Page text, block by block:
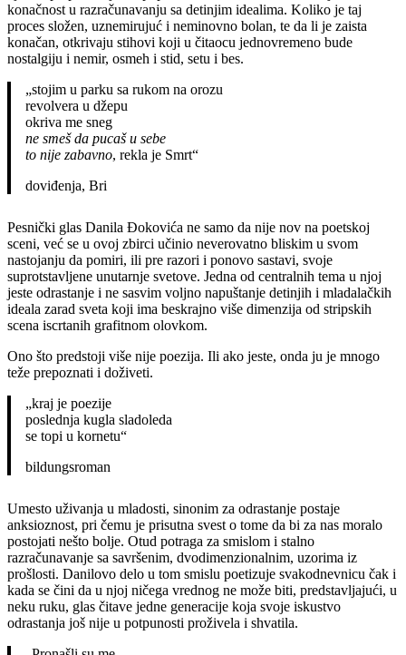
konačnost u razračunavanju sa detinjim idealima. Koliko je taj
proces složen, uznemirujuć i neminovno bolan, te da li je zaista
konačan, otkrivaju stihovi koji u čitaocu jednovremeno bude
nostalgiju i nemir, osmeh i stid, setu i bes.
„stojim u parku sa rukom na orozu
revolvera u džepu
okriva me sneg
ne smeš da pucaš u sebe
to nije zabavno, rekla je Smrt“
doviđenja, Bri
Pesnički glas Danila Đokovića ne samo da nije nov na poetskoj
sceni, već se u ovoj zbirci učinio neverovatno bliskim u svom
nastojanju da pomiri, ili pre razori i ponovo sastavi, svoje
suprotstavljene unutarnje svetove. Jedna od centralnih tema u njoj
jeste odrastanje i ne sasvim voljno napuštanje detinjih i mladalačkih
ideala zarad sveta koji ima beskrajno više dimenzija od stripskih
scena iscrtanih grafitnom olovkom.
Ono što predstoji više nije poezija. Ili ako jeste, onda ju je mnogo
teže prepoznati i doživeti.
„kraj je poezije
poslednja kugla sladoleda
se topi u kornetu“
bildungsroman
Umesto uživanja u mladosti, sinonim za odrastanje postaje
anksioznost, pri čemu je prisutna svest o tome da bi za nas moralo
postojati nešto bolje. Otud potraga za smislom i stalno
razračunavanje sa savršenim, dvodimenzionalnim, uzorima iz
prošlosti. Danilovo delo u tom smislu poetizuje svakodnevnicu čak i
kada se čini da u njoj ničega vrednog ne može biti, predstavljajući, u
neku ruku, glas čitave jedne generacije koja svoje iskustvo
odrastanja još nije u potpunosti proživela i shvatila.